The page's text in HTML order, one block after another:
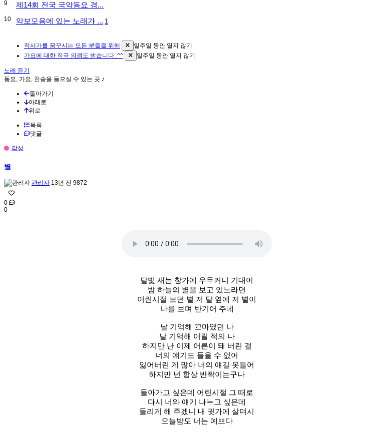
9 제14회 전국 국악동요 경...
10 악보모음에 있는 노래가 ... 1
작사가를 꿈꾸시는 모든 분들을 위해
일주일 동안 열지 않기
가요에 대한 작곡 의뢰도 받습니다. ^^
일주일 동안 열지 않기
노래 듣기
동요, 가요, 찬송을 들으실 수 있는 곳 ♪
돌아가기
아래로
위로
목록
댓글
감성
별
관리자 13년 전 9872
0
0
달빛 새는 창가에 우두커니 기대어
밤 하늘의 별을 보고 있노라면
어린시절 보던 별 저 달 옆에 저 별이
나를 보며 반기어 주네
날 기억해 꼬마였던 나
날 기억해 어릴 적의 나
하지만 난 이제 어른이 돼 버린 걸
너의 얘기도 들을 수 없어
잃어버린 게 많아 너의 얘길 못들어
하지만 넌 항상 반짝이는구나
돌아가고 싶은데 어린시절 그 때로
다시 너와 얘기 나누고 싶은데
들리게 해 주겠니 내 귓가에 살며시
오늘밤도 너는 예쁘다